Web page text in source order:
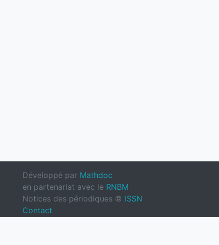
Développé par Mathdoc
en partenariat avec le RNBM
Notices des périodiques © ISSN
Contact